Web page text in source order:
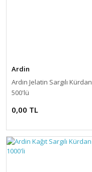
Ardin
Ardin Jelatin Sargılı Kürdan
500'lü
0,00 TL